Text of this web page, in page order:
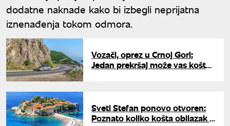
dodatne naknade kako bi izbegli neprijatna
iznenađenja tokom odmora.
Vozači, oprez u Crnoj Gori:
Jedan prekršaj može vas koštati
Sveti Stefan ponovo otvoren:
Poznato koliko košta obilazak i